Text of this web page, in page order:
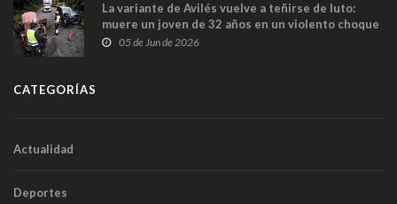
La variante de Avilés vuelve a teñirse de luto:
muere un joven de 32 años en un violento choque
frontal
05 de Jun de 2026
CATEGORÍAS
Actualidad
Deportes